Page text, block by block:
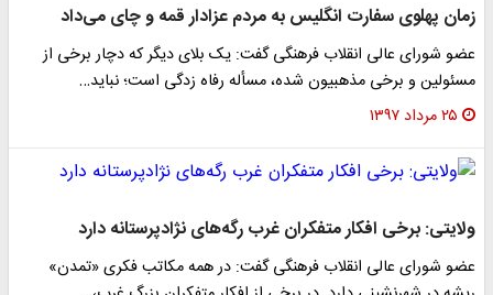
زمان پهلوی سفارت انگلیس به مردم عزادار قمه و چای می‌داد
عضو شورای عالی انقلاب فرهنگی گفت: یک بلای دیگر که دچار برخی از
مسئولین و برخی مذهبیون شده، مسأله رفاه زدگی است؛ نباید…
۲۵ مرداد ۱۳۹۷
ولایتی: برخی افکار متفکران غرب رگه‌های نژادپرستانه دارد
عضو شورای عالی انقلاب فرهنگی گفت: در همه مکاتب فکری «تمدن»